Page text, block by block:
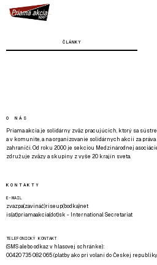
ČLÁNKY
O NÁS
Priama akcia je solidárny zväz pracujúcich, ktorý sa
a v komunite, a na organizovanie solidárnych akcií za
zahraničí. Od roku 2000 je sekciou Medzinárodnej
združuje zväzy a skupiny z vyše 20 krajín sveta.
KONTAKTY
E-MAIL
zvazpa(zavináč)riseup(bodka)net
is(at)priamaakcia(dot)sk - International Secretariat
TELEFONICKÝ KONTAKT
(SMS alebo odkaz v hlasovej schránke):
00420 735 082 065 (platby ako pri volaní do Českej